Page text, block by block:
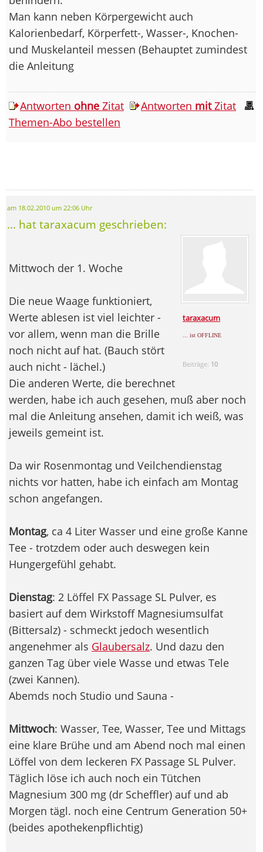
Man kann neben Körpergewicht auch
Kalorienbedarf, Körperfett-, Wasser-, Knochen-
und Muskelanteil messen (Behauptet zumindest
die Anleitung
Antworten ohne Zitat Antworten mitZitat
Themen-Abo bestellen
am 18.02.2010 um 22:06 Uhr
... hat taraxacum geschrieben:
taraxacum
... ist OFFLINE
Beiträge: 10
Mittwoch der 1. Woche
Die neue Waage funktioniert,
Werte ablesen ist viel leichter -
vor allem, wenn man die Brille
noch nicht auf hat. (Bauch stört
auch nicht - lächel.)
Die anderen Werte, die berechnet
werden, habe ich auch gesehen, muß aber noch
mal die Anleitung ansehen, damit ich weiß, was
jeweils gemeint ist.
Da wir Rosenmontag und Veilchendienstag
nichts vor hatten, habe ich einfach am Montag
schon angefangen.
Montag, ca 4 Liter Wasser und eine große Kanne
Tee - trotzdem oder auch deswegen kein
Hungergefühl gehabt.
Dienstag: 2 Löffel FX Passage SL Pulver, es
basiert auf dem Wirkstoff Magnesiumsulfat
(Bittersalz) - schmeckt jedoch wesentlich
angenehmer als Glaubersalz. Und dazu den
ganzen Tag über viele Wasse und etwas Tele
(zwei Kannen).
Abemds noch Studio und Sauna -
Mittwoch: Wasser, Tee, Wasser, Tee und Mittags
eine klare Brühe und am Abend noch mal einen
Löffel von dem leckeren FX Passage SL Pulver.
Täglich löse ich auch noch ein Tütchen
Magnesium 300 mg (dr Scheffler) auf und ab
Morgen tägl. noch eine Centrum Generation 50+
(beides apothekenpflichtig)